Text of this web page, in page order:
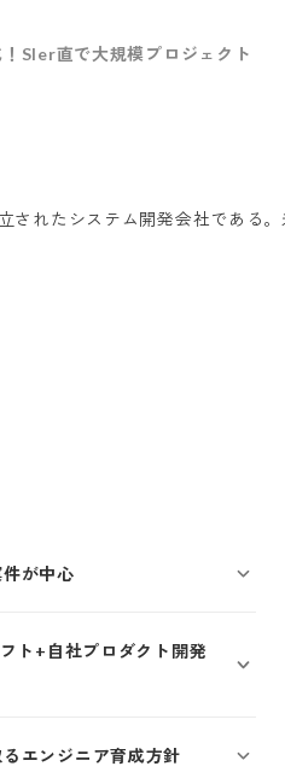
SIer直で大規模プロジェクト
が中心
ト+自社プロダクト開発
エンジニア育成方針